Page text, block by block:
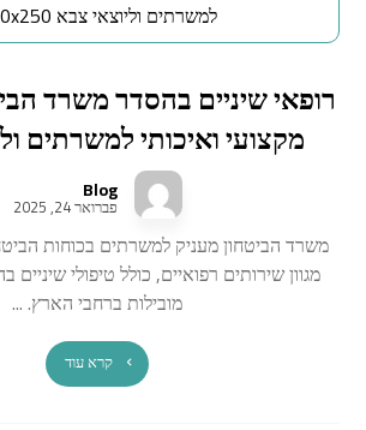
רופאי שיניים בהסדר משרד
מקצועי ואיכותי למשרתים
Blog
פברואר 24, 2025
משרד הביטחון מעניק למשרתים בכוחות
מגוון שירותים רפואיים, כולל טיפולי
מובילות ברחבי הארץ. ...
קרא עוד